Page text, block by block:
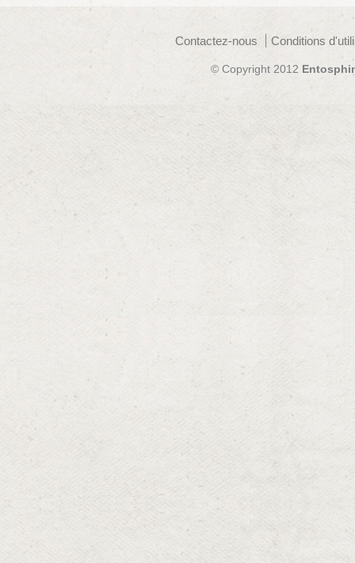
Contactez-nous Conditions
© Copyright 2012